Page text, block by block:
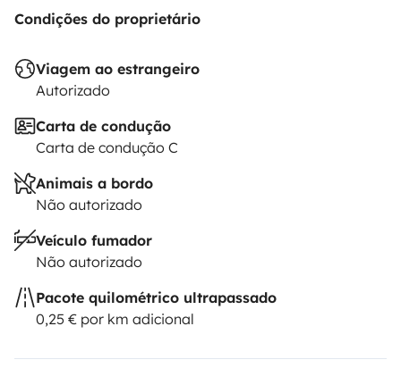
Condições do proprietário
Viagem ao estrangeiro
Autorizado
Carta de condução
Carta de condução C
Animais a bordo
Não autorizado
Veículo fumador
Não autorizado
Pacote quilométrico ultrapassado
0,25 € por km adicional